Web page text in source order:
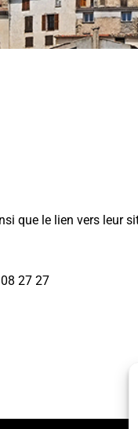
que le lien vers leur
27 27